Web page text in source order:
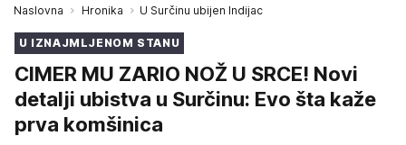
Naslovna Hronika U Surčinu ubijen Indijac
U IZNAJMLJENOM STANU
CIMER MU ZARIO NOŽ U SRCE! Novi
detalji ubistva u Surčinu: Evo šta kaže
prva komšinica